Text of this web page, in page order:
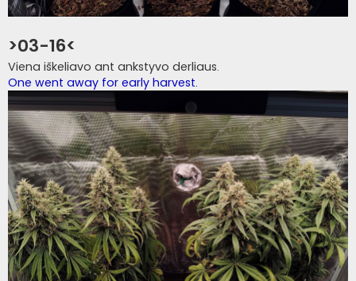
>03-16<
Viena iškeliavo ant ankstyvo derliaus.
One went away for early harvest.